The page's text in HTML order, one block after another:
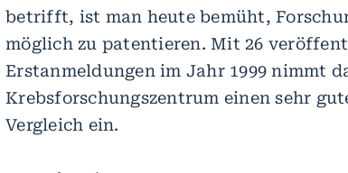
betrifft, ist man heute bemüht,
möglich zu patentieren. Mit 26
Erstanmeldungen im Jahr 1999 nimmt
Krebsforschungszentrum einen sehr
Vergleich ein.